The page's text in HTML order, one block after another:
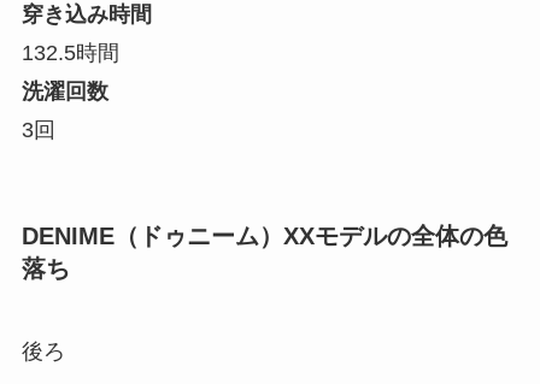
穿き込み時間
132.5時間
洗濯回数
3回
DENIME（ドゥニーム）XXモデルの全体の色
落ち
後ろ